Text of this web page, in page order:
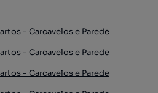
- Carcavelos e Parede
- Carcavelos e Parede
- Carcavelos e Parede